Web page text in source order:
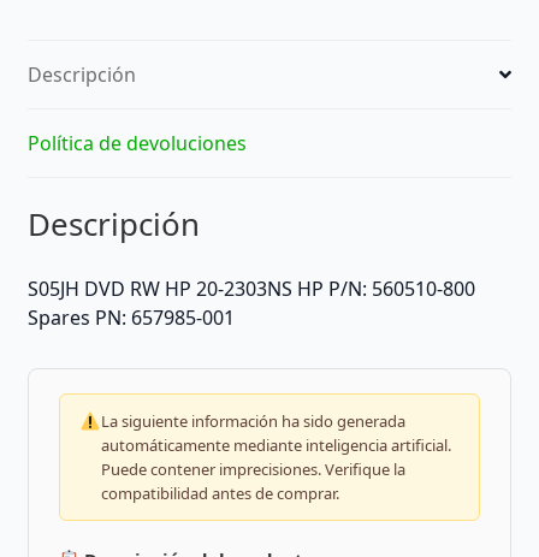
Descripción
Política de devoluciones
Descripción
S05JH DVD RW HP 20-2303NS HP P/N: 560510-800
Spares PN: 657985-001
La siguiente información ha sido generada
automáticamente mediante inteligencia artificial.
Puede contener imprecisiones. Verifique la
compatibilidad antes de comprar.